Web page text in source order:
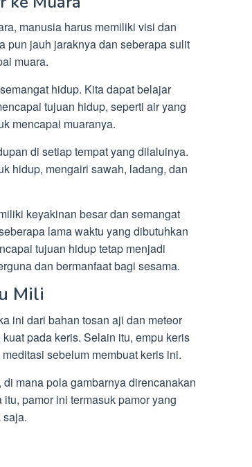
manusia harus memiliki visi dan
pun jauh jaraknya dan seberapa sulit
muara.
hidup. Kita dapat belajar
tujuan hidup, seperti air yang
mencapai muaranya.
di setiap tempat yang dilaluinya.
hidup, mengairi sawah, ladang, dan
keyakinan besar dan semangat
lama waktu yang dibutuhkan
tujuan hidup tetap menjadi
dan bermanfaat bagi sesama.
Mili
ini dari bahan tosan aji dan meteor
pada keris. Selain itu, empu keris
sebelum membuat keris ini.
mana pola gambarnya direncanakan
pamor ini termasuk pamor yang